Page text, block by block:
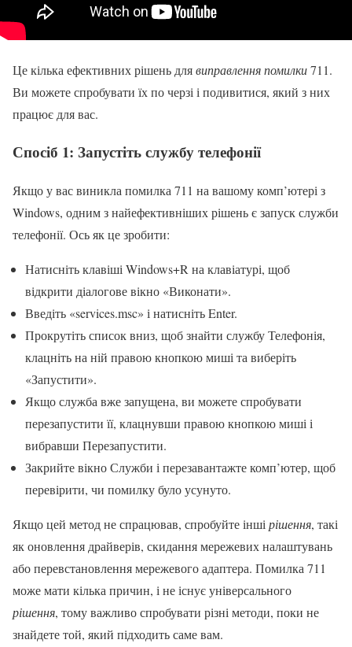
Це кілька ефективних рішень длявиправлення помилки711.
Ви можете спробувати їх по черзі і подивитися, який з них
працює для вас.
Спосіб 1: Запустіть службу телефонії
Якщо у вас виникла помилка 711 на вашому комп’ютері з
Windows, одним з найефективніших рішень є запуск служби
телефонії. Ось як це зробити:
Натисніть клавіші Windows+R на клавіатурі, щоб
відкрити діалогове вікно «Виконати».
Введіть «services.msc» і натисніть Enter.
Прокрутіть список вниз, щоб знайти службу Телефонія,
клацніть на ній правою кнопкою миші та виберіть
«Запустити».
Якщо служба вже запущена, ви можете спробувати
перезапустити її, клацнувши правою кнопкою миші і
вибравши Перезапустити.
Закрийте вікно Служби і перезавантажте комп’ютер, щоб
перевірити, чи помилку було усунуто.
Якщо цей метод не спрацював, спробуйте інші рішення, такі
як оновлення драйверів, скидання мережевих налаштувань
або перевстановлення мережевого адаптера. Помилка 711
може мати кілька причин, і не існує універсального
рішення, тому важливо спробувати різні методи, поки не
знайдете той, який підходить саме вам.